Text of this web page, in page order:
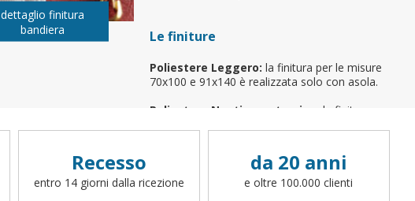
Le finiture
Poliestere Leggero: la finitura per le misure
70x100 e 91x140 è realizzata solo con asola.
Poliestere Nautico e stamina:
la finitura
da gara, da spiaggia, da barca e da
. Per richiedere una finitura
differente (cappio con corda, canotto, anelli,
dettaglio finitura
bandiera
Recesso
entro 14 giorni dalla ricezione
da 20 anni
e oltre 100.000 clienti